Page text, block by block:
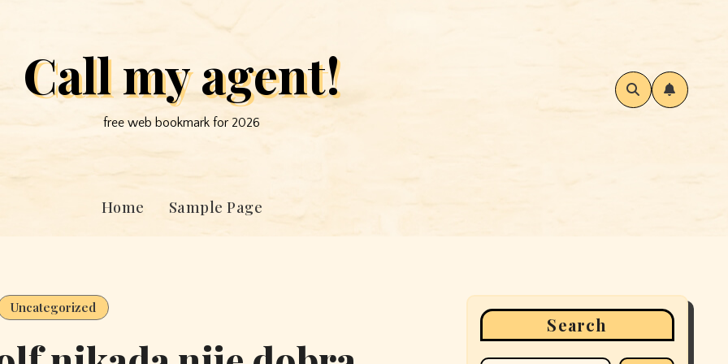
Call my agent!
free web bookmark for 2026
Home Sample Page
Uncategorized
Search